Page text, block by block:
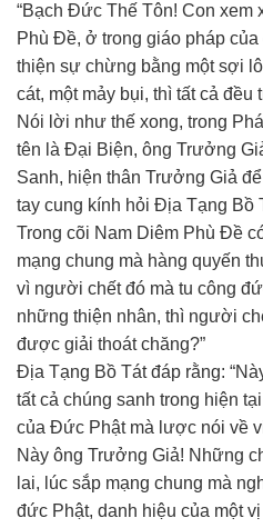
“Bạch Đức Thế Tôn! Con xem
Phù Đề, ở trong giáo pháp
thiện sự chừng bằng một sợi
cát, một mảy bụi, thì tất cả
Nói lời như thế xong, trong
tên là Đại Biện, ông Trưởng
Sanh, hiện thân Trưởng Giả
tay cung kính hỏi Địa Tạng Bồ
Trong cõi Nam Diêm Phù Đề
mạng chung mà hàng quyến
vì người chết đó mà tu công
những thiện nhân, thì người
được giải thoát chăng?”
Địa Tạng Bồ Tát đáp rằng:
tất cả chúng sanh trong hiện
của Đức Phật mà lược nói về
Này ông Trưởng Giả! Những
lai, lúc sắp mạng chung mà
đức Phật, danh hiệu của một